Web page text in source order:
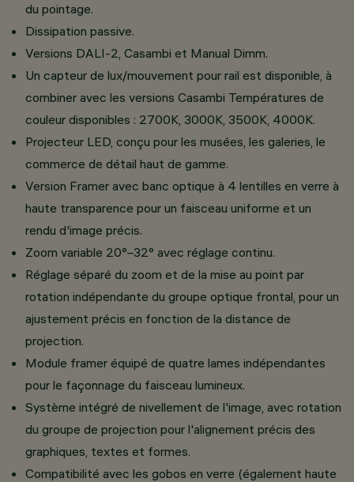
du pointage.
Dissipation passive.
Versions DALI-2, Casambi et Manual Dimm.
Un capteur de lux/mouvement pour rail est disponible, à
combiner avec les versions Casambi Températures de
couleur disponibles : 2700K, 3000K, 3500K, 4000K.
Projecteur LED, conçu pour les musées, les galeries, le
commerce de détail haut de gamme.
Version Framer avec banc optique à 4 lentilles en verre à
haute transparence pour un faisceau uniforme et un
rendu d'image précis.
Zoom variable 20°–32° avec réglage continu.
Réglage séparé du zoom et de la mise au point par
rotation indépendante du groupe optique frontal, pour un
ajustement précis en fonction de la distance de
projection.
Module framer équipé de quatre lames indépendantes
pour le façonnage du faisceau lumineux.
Système intégré de nivellement de l'image, avec rotation
du groupe de projection pour l'alignement précis des
graphiques, textes et formes.
Compatibilité avec les gobos en verre (également haute